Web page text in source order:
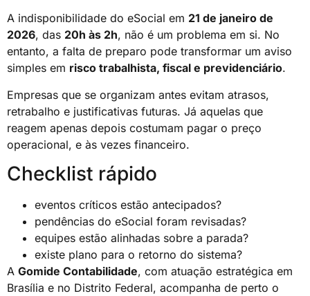
A indisponibilidade do eSocial em 21 de janeiro de
2026, das 20h às 2h, não é um problema em si. No
entanto, a falta de preparo pode transformar um aviso
simples em risco trabalhista, fiscal e previdenciário.
Empresas que se organizam antes evitam atrasos,
retrabalho e justificativas futuras. Já aquelas que
reagem apenas depois costumam pagar o preço
operacional, e às vezes financeiro.
Checklist rápido
eventos críticos estão antecipados?
pendências do eSocial foram revisadas?
equipes estão alinhadas sobre a parada?
existe plano para o retorno do sistema?
A Gomide Contabilidade, com atuação estratégica em
Brasília e no Distrito Federal, acompanha de perto o